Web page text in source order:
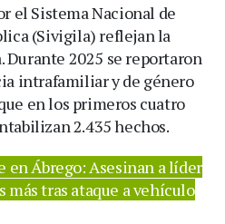
el Sistema Nacional de
(Sivigila) reflejan la
2025 se reportaron
intrafamiliar y de género
en los primeros cuatro
2.435 hechos.
en Ábrego: Asesinan a líder
más tras ataque a vehículo